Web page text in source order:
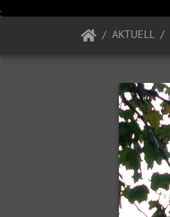
AKTUELL